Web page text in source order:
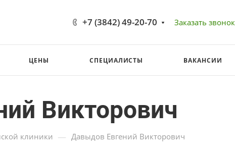
+7 (3842) 49-20-70 Заказать звонок
ЦЕНЫ СПЕЦИАЛИСТЫ ВАКАНСИИ
Викторович
клиники — Давыдов Евгений Викторович